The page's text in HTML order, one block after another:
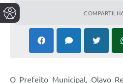
O Prefeito Municipal, Olavo